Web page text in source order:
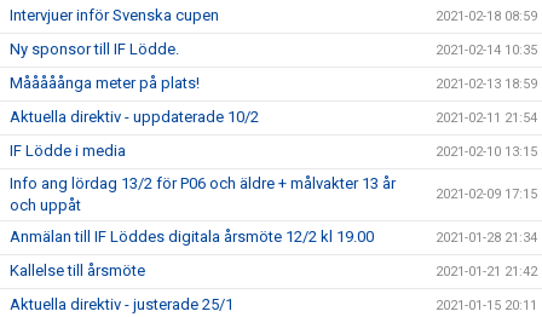
Intervjuer inför Svenska cupen 2021-02-18 08:59
Ny sponsor till IF Lödde. 2021-02-14 10:35
Mååååånga meter på plats! 2021-02-13 18:59
Aktuella direktiv - uppdaterade 10/2 2021-02-11 21:54
IF Lödde i media 2021-02-10 13:15
Info ang lördag 13/2 för P06 och äldre + målvakter 13 år
och uppåt
2021-02-09 17:15
Anmälan till IF Löddes digitala årsmöte 12/2 kl 19.00 2021-01-28 21:34
Kallelse till årsmöte 2021-01-21 21:42
Aktuella direktiv - justerade 25/1 2021-01-15 20:11